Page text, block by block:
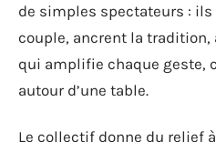
de simples spectateurs :
couple, ancrent la tradition,
qui amplifie chaque geste,
autour d’une table.
Le collectif donne du relief